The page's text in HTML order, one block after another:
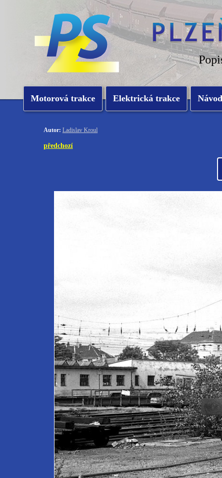
Motorová trakce Elektrická trakce
Autor: Ladislav Kroul
předchozí